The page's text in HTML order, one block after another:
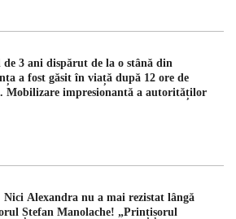
de 3 ani dispărut de la o stână din
a fost găsit în viață după 12 ore de
Mobilizare impresionantă a autorităților
Nici Alexandra nu a mai rezistat lângă
Ștefan Manolache! „Prințișorul